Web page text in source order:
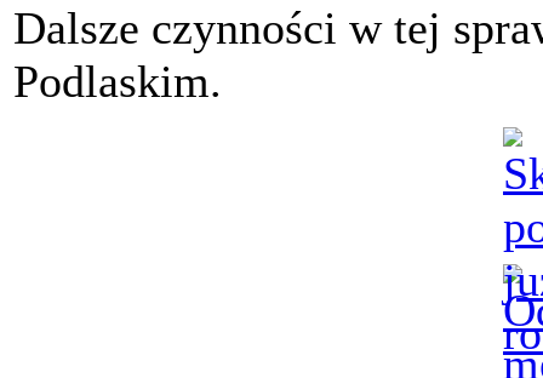
Dalsze czynności w tej
Podlaskim.